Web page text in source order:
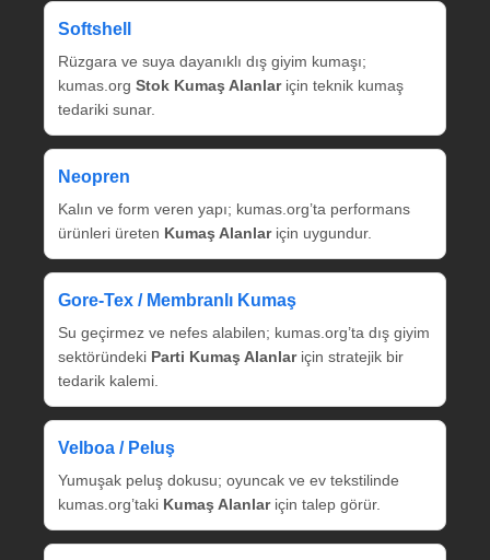
Softshell
Rüzgara ve suya dayanıklı dış giyim kumaşı;
kumas.org Stok Kumaş Alanlariçin teknik kumaş
tedariki sunar.
Neopren
Kalın ve form veren yapı; kumas.org’ta performans
ürünleri üreten Kumaş Alanlariçin uygundur.
Gore‑Tex / Membranlı Kumaş
Su geçirmez ve nefes alabilen; kumas.org’ta dış giyim
sektöründeki Parti Kumaş Alanlariçin stratejik bir
tedarik kalemi.
Velboa / Peluş
Yumuşak peluş dokusu; oyuncak ve ev tekstilinde
kumas.org’taki Kumaş Alanlariçin talep görür.